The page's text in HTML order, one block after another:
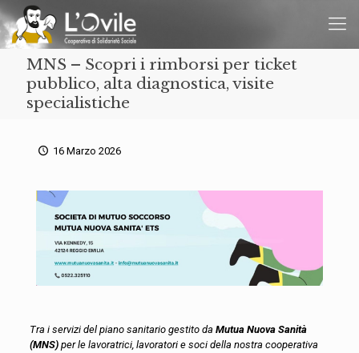
MNS – Scopri i rimborsi per ticket
pubblico, alta diagnostica, visite
specialistiche
16 Marzo 2026
Tra i servizi del piano sanitario gestito da Mutua Nuova Sanità
(MNS)per le lavoratrici, lavoratori e soci della nostra cooperativa